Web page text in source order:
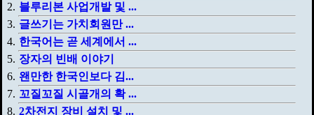
블루리본 사업개발 및 ...
글쓰기는 가치회원만 ...
한국어는 곧 세계에서 ...
장자의 빈배 이야기
왠만한 한국인보다 김...
꼬질꼬질 시골개의 확 ...
2차전지 장비 설치 및 ...